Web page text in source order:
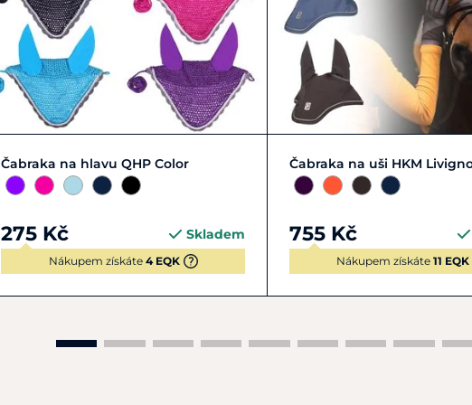
COB | M FULL | L PONY | S
Čabraka na hlavu QHP Color
275 Kč Skladem
Nákupem získáte 4 EQK
Zobrazit detail
Čabraka na uši HKM
755 Kč
Nákupem získáte 11 EQK